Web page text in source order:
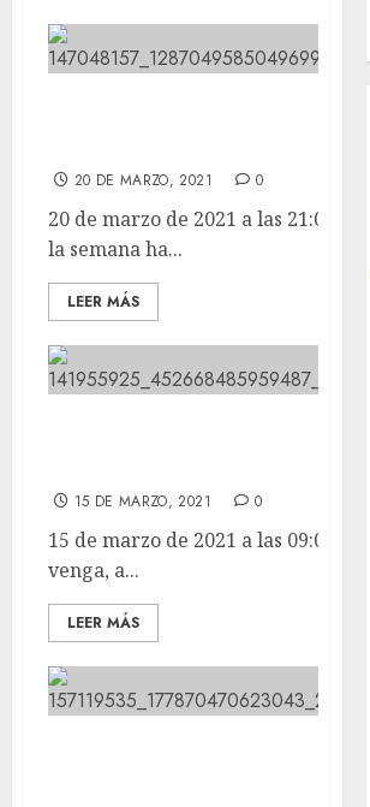
PAQUITO ha
20 DE MARZO, 2021 0
20 de marzo de 2021 a las 21:09
la semana ha...
LEER MÁS
A correr toca hoy,
15 DE MARZO, 2021 0
15 de marzo de 2021 a las 09:00
venga, a...
LEER MÁS
MONICA explorando
el solecito con los